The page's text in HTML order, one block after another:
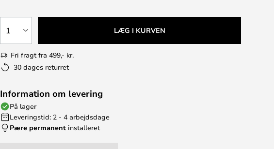
1 LÆG I KURVEN
Fri fragt fra 499,- kr.
30 dages returret
Information om levering
På lager
Leveringstid: 2 - 4 arbejdsdage
Pære permanent installeret